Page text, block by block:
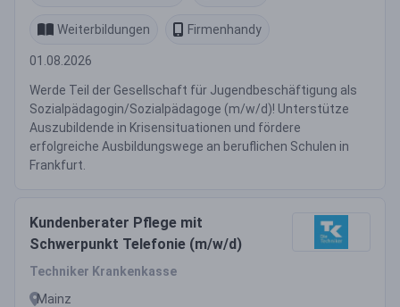
Weiterbildungen Firmenhandy
01.08.2026
Werde Teil der Gesellschaft für Jugendbeschäftigung als
Sozialpädagogin/Sozialpädagoge (m/w/d)! Unterstütze
Auszubildende in Krisensituationen und fördere
erfolgreiche Ausbildungswege an beruflichen Schulen in
Frankfurt.
Kundenberater Pflege mit
Schwerpunkt Telefonie (m/w/d)
Techniker Krankenkasse
Mainz